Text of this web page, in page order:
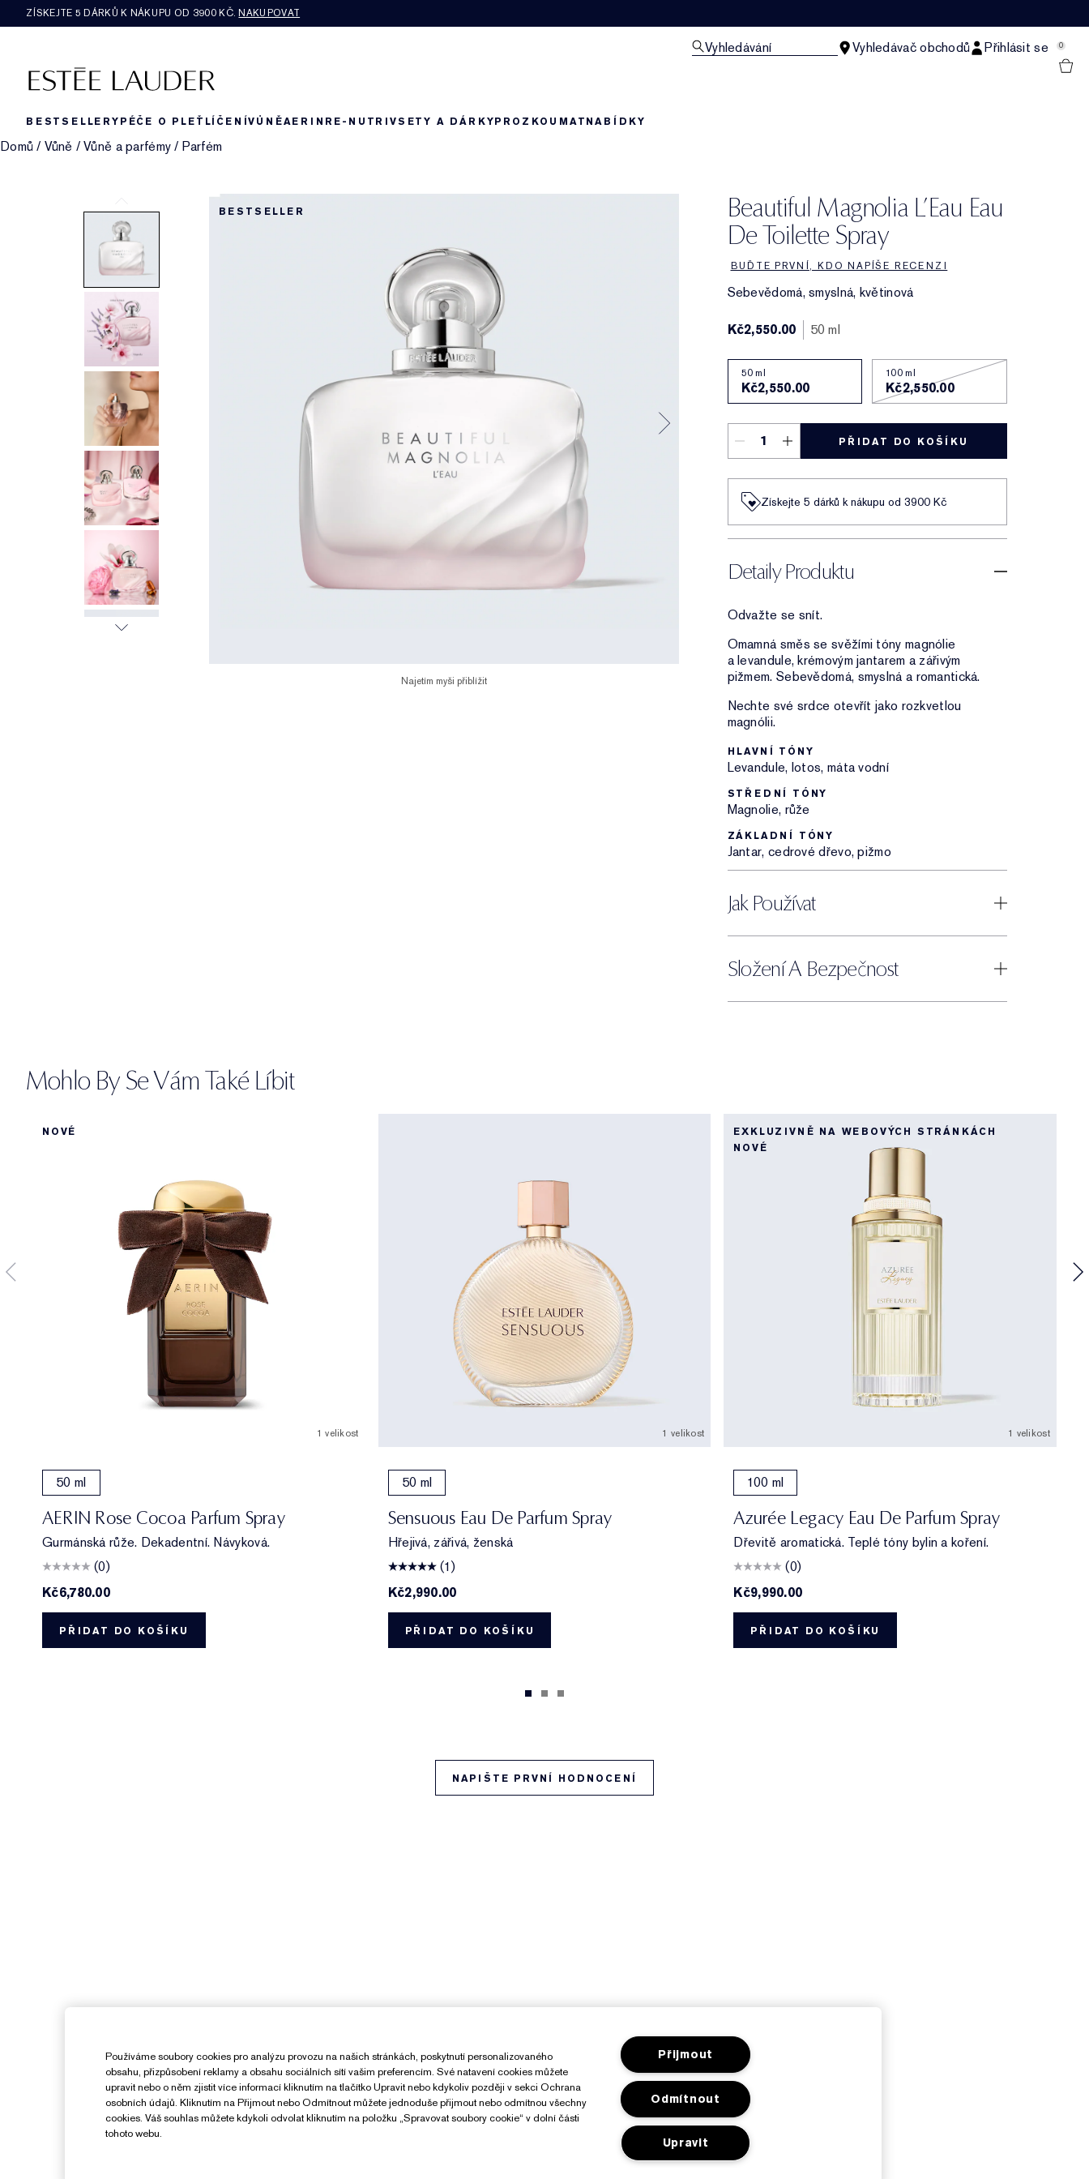
ZÍSKEJTE 5 DÁRKŮ K NÁKUPU OD 3900 KČ.NAKUPOVAT
Vyhledávání Vyhledávač obchodů Přihlásit se 0
BESTSELLERYPÉČE O PLEŤ LÍČENÍVŮNĚAERIN RE-NUTRIVSETY A DÁRKYPROZKOUMATNABÍDKY
Domů / Vůně /Vůně a parfémy / Parfém
Beautiful Magnolia L’Eau Eau
De Toilette Spray
BUĎTE PRVNÍ, KDO NAPÍŠE RECENZI
Sebevědomá, smyslná, květinová
BESTSELLER
Najetím myši přiblížit
Kč2,550.00 50 ml
50 ml
Kč2,550.00
100 ml
Kč2,550.00
PŘIDAT DO KOŠÍKU
Získejte 5 dárků k nákupu od 3900 Kč
Detaily Produktu
Odvažte se snít.
Omamná směs se svěžími tóny magnólie
a levandule, krémovým jantarem a zářivým
pižmem. Sebevědomá, smyslná a romantická.
Nechte své srdce otevřít jako rozkvetlou
magnólii.
HLAVNÍ TÓNY
Levandule, lotos, máta vodní
STŘEDNÍ TÓNY
Magnolie, růže
ZÁKLADNÍ TÓNY
Jantar, cedrové dřevo, pižmo
Jak Používat
Složení A Bezpečnost
Mohlo By Se Vám Také Líbit
NOVÉ
1 velikost
50 ml
AERIN Rose Cocoa Parfum Spray
Gurmánská růže. Dekadentní. Návyková.
(0)
Kč6,780.00
PŘIDAT DO KOŠÍKU
1 velikost
50 ml
Sensuous Eau De Parfum Spray
Hřejivá, zářivá, ženská
(1)
Kč2,990.00
PŘIDAT DO KOŠÍKU
EXKLUZIVNĚ NA WEBOVÝCH STRÁNKÁCH
NOVÉ
1 velikost
100 ml
Azurée Legacy Eau De Parfum Spray
Dřevitě aromatická. Teplé tóny bylin a koření.
(0)
Kč9,990.00
PŘIDAT DO KOŠÍKU
NAPIŠTE PRVNÍ HODNOCENÍ
Používáme soubory cookies pro analýzu provozu na našich stránkách, poskytnutí personalizovaného
obsahu, přizpůsobení reklamy a obsahu sociálních sítí vašim preferencím. Své natavení cookies můžete
upravit nebo o něm zjistit více informací kliknutím na tlačítko Upravit nebo kdykoliv později v sekci Ochrana
osobních údajů. Kliknutím na Přijmout nebo Odmítnout můžete jednoduše přijmout nebo odmítnou všechny
cookies. Váš souhlas můžete kdykoli odvolat kliknutím na položku „Spravovat soubory cookie“ v dolní části
tohoto webu.
Přijmout
Odmítnout
Upravit